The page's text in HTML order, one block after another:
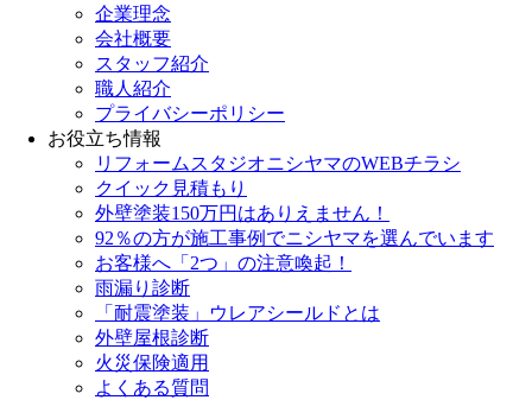
企業理念
会社概要
スタッフ紹介
職人紹介
プライバシーポリシー
お役立ち情報
リフォームスタジオニシヤマのWEBチラシ
クイック見積もり
外壁塗装150万円はありえません！
92％の方が施工事例でニシヤマを選んでいます
お客様へ「2つ」の注意喚起！
雨漏り診断
「耐震塗装」ウレアシールドとは
外壁屋根診断
火災保険適用
よくある質問